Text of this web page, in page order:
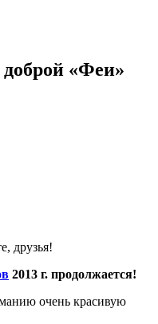
«Феи»
друзья!
2013 г. продолжается!
очень красивую